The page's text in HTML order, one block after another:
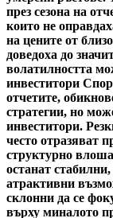
през сезона на
които не
на цените от
доведоха до
волатилността
инвеститори
отчетите,
стратегии, но
инвеститори.
често отразяват
структурно
останат
атрактивни
склонни да се
върху миналото